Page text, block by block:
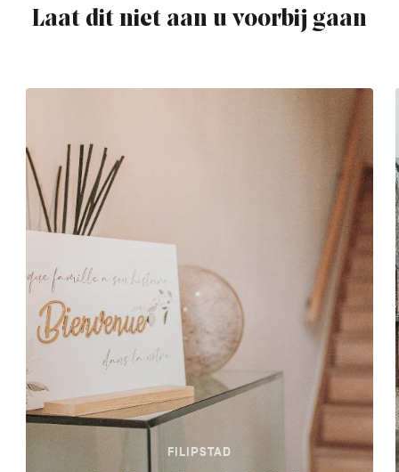
Laat dit niet aan u voorbij gaan
FILIPSTAD